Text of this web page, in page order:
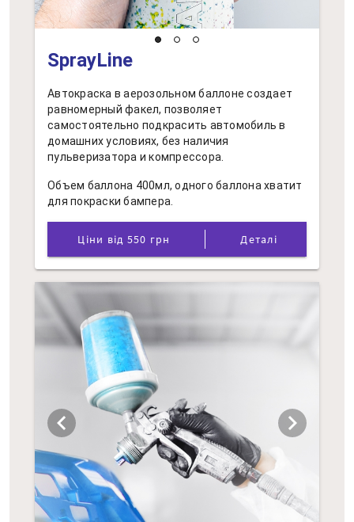
SprayLine
Автокраска в аерозольном баллоне создает
равномерный факел, позволяет
самостоятельно подкрасить автомобиль в
домашних условиях, без наличия
пульверизатора и компрессора.
Объем баллона 400мл, одного баллона хватит
для покраски бампера.
Ціни від 550 грн Деталі
chevron_left chevron_right